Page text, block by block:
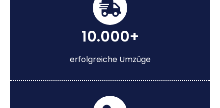
10.000+
erfolgreiche Umzüge